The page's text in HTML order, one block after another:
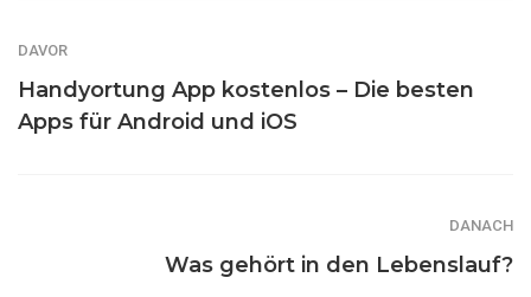
DAVOR
Handyortung App kostenlos – Die besten
Apps für Android und iOS
DANACH
Was gehört in den Lebenslauf?